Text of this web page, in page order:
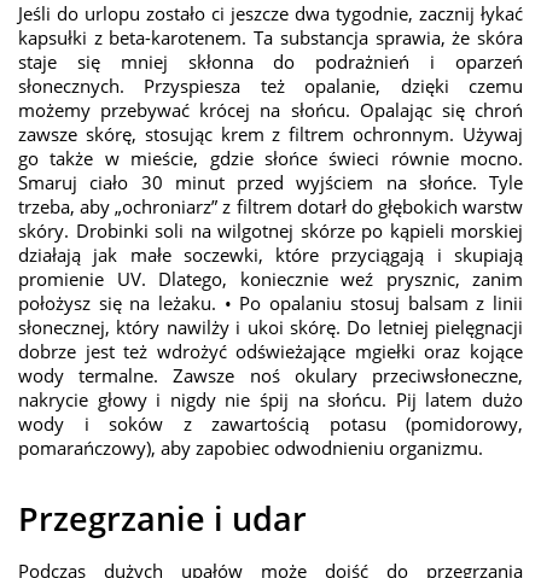
Jeśli do urlopu zostało ci jeszcze dwa tygodnie, zacznij łykać
kapsułki z beta-karotenem. Ta substancja sprawia, że skóra
staje się mniej skłonna do podrażnień i oparzeń
słonecznych. Przyspiesza też opalanie, dzięki czemu
możemy przebywać krócej na słońcu. Opalając się chroń
zawsze skórę, stosując krem z filtrem ochronnym. Używaj
go także w mieście, gdzie słońce świeci równie mocno.
Smaruj ciało 30 minut przed wyjściem na słońce. Tyle
trzeba, aby „ochroniarz” z filtrem dotarł do głębokich warstw
skóry. Drobinki soli na wilgotnej skórze po kąpieli morskiej
działają jak małe soczewki, które przyciągają i skupiają
promienie UV. Dlatego, koniecznie weź prysznic, zanim
położysz się na leżaku. • Po opalaniu stosuj balsam z linii
słonecznej, który nawilży i ukoi skórę. Do letniej pielęgnacji
dobrze jest też wdrożyć odświeżające mgiełki oraz kojące
wody termalne. Zawsze noś okulary przeciwsłoneczne,
nakrycie głowy i nigdy nie śpij na słońcu. Pij latem dużo
wody i soków z zawartością potasu (pomidorowy,
pomarańczowy), aby zapobiec odwodnieniu organizmu.
Przegrzanie i udar
Podczas dużych upałów może dojść do przegrzania